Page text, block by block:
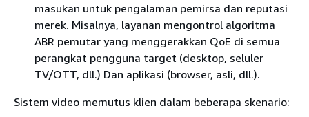
masukan untuk pengalaman pemirsa dan reputasi
merek. Misalnya, layanan mengontrol algoritma
ABR pemutar yang menggerakkan QoE di semua
perangkat pengguna target (desktop, seluler
TV/OTT, dll.) Dan aplikasi (browser, asli, dll.).
Sistem video memutus klien dalam beberapa skenario: